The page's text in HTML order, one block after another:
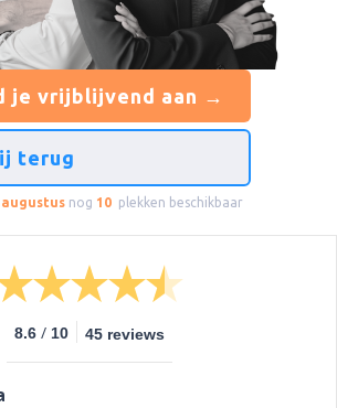
je vrijblijvend aan →
terug
augustus nog 10 plekken beschikbaar
8.6 / 10 45 reviews